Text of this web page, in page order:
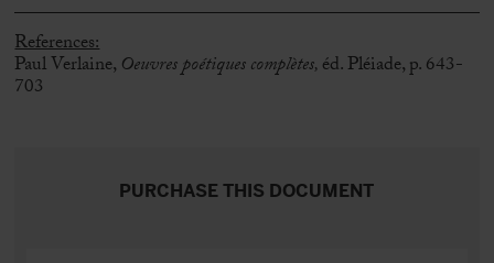
References:
Paul Verlaine, Oeuvres poétiques complètes,éd. Pléiade, p. 643-
703
PURCHASE THIS DOCUMENT